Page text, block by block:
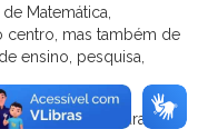
Matemática,
centro, mas também de
ensino, pesquisa,
de abertura da